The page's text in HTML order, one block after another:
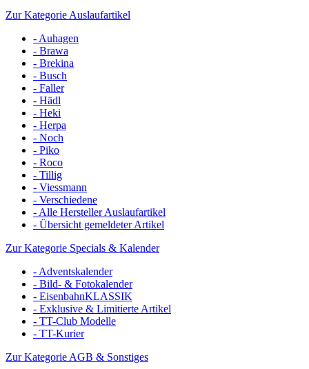
Zur Kategorie Auslaufartikel
- Auhagen
- Brawa
- Brekina
- Busch
- Faller
- Hädl
- Heki
- Herpa
- Noch
- Piko
- Roco
- Tillig
- Viessmann
- Verschiedene
- Alle Hersteller Auslaufartikel
- Übersicht gemeldeter Artikel
Zur Kategorie Specials & Kalender
- Adventskalender
- Bild- & Fotokalender
- EisenbahnKLASSIK
- Exklusive & Limitierte Artikel
- TT-Club Modelle
- TT-Kurier
Zur Kategorie AGB & Sonstiges